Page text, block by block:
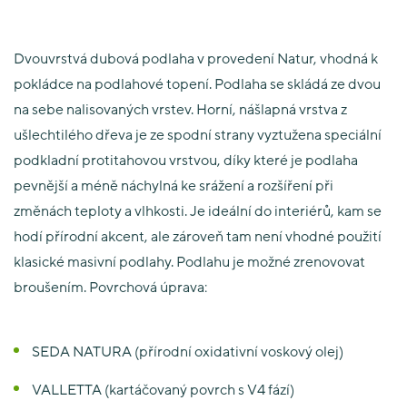
Dvouvrstvá dubová podlaha v provedení Natur, vhodná k
pokládce na podlahové topení. Podlaha se skládá ze dvou
na sebe nalisovaných vrstev. Horní, nášlapná vrstva z
ušlechtilého dřeva je ze spodní strany vyztužena speciální
podkladní protitahovou vrstvou, díky které je podlaha
pevnější a méně náchylná ke srážení a rozšíření při
změnách teploty a vlhkosti. Je ideální do interiérů, kam se
hodí přírodní akcent, ale zároveň tam není vhodné použití
klasické masivní podlahy. Podlahu je možné zrenovovat
broušením. Povrchová úprava:
SEDA NATURA (přírodní oxidativní voskový olej)
VALLETTA (kartáčovaný povrch s V4 fází)